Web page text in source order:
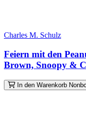
Charles M. Schulz
Feiern mit den
Brown, Snoopy &
In den Warenkorb